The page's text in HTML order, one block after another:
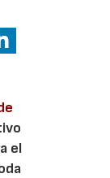
el